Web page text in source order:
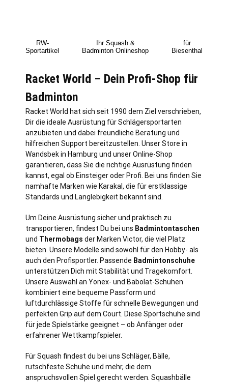
RW-
Sportartikel
Ihr Squash &
Badminton Onlineshop
für
Biesenthal
Racket World – Dein Profi-Shop für
Badminton
Racket World hat sich seit 1990 dem Ziel verschrieben,
Dir die ideale Ausrüstung für Schlägersportarten
anzubieten und dabei freundliche Beratung und
hilfreichen Support bereitzustellen. Unser Store in
Wandsbek in Hamburg und unser Online-Shop
garantieren, dass Sie die richtige Ausrüstung finden
kannst, egal ob Einsteiger oder Profi. Bei uns finden Sie
namhafte Marken wie Karakal, die für erstklassige
Standards und Langlebigkeit bekannt sind.
Um Deine Ausrüstung sicher und praktisch zu
transportieren, findest Du bei uns Badmintontaschen
und Thermobags der Marken Victor, die viel Platz
bieten. Unsere Modelle sind sowohl für den Hobby- als
auch den Profisportler. Passende Badmintonschuhe
unterstützen Dich mit Stabilität und Tragekomfort.
Unsere Auswahl an Yonex- und Babolat-Schuhen
kombiniert eine bequeme Passform und
luftdurchlässige Stoffe für schnelle Bewegungen und
perfekten Grip auf dem Court. Diese Sportschuhe sind
für jede Spielstärke geeignet – ob Anfänger oder
erfahrener Wettkampfspieler.
Für Squash findest du bei uns Schläger, Bälle,
rutschfeste Schuhe und mehr, die dem
anspruchsvollen Spiel gerecht werden. Squashbälle